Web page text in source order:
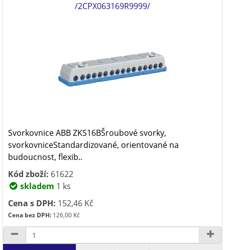
/2CPX063169R9999/
Svorkovnice ABB ZKS16BŠroubové svorky,
svorkovniceStandardizované, orientované na
budoucnost, flexib..
Kód zboží: 61622
skladem 1 ks
Cena s DPH: 152,46 Kč
Cena bez DPH: 126,00 Kč